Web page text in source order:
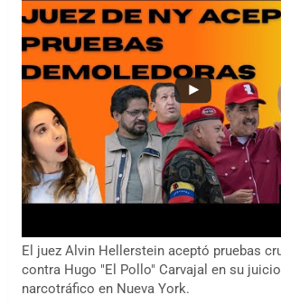
El juez Alvin Hellerstein aceptó pruebas
contra Hugo "El Pollo" Carvajal en su
narcotráfico en Nueva York.